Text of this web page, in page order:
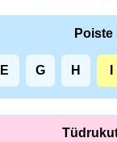
Poiste
E G H